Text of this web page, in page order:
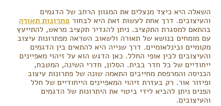
השאלה היא כיצד מנצלים את המגוון הרחב של הדגמים
והעיצובים. דרך אחת לעשות זאת היא לבחור פתרונות תאורה
בהתאם למסגרת התקציב. ניתן להגדיר תקציב מראש, להתייעץ
עם מומחים בנושא של תאורה ולשאוב השראה מפתרונות עיצוב
מקומיים ובינלאומיים. דרך שנייה היא להתאים בין הדגמים
והעיצובים לבין אופי החלל. כאן הדגש הוא על זיהוי מאפיינים
ייחודיים של כל חדר בבית. הסלון, חדרי השינה, המטבח,
הכניסה והמרפסת מחייבים התאמה שונה של פתרונות עיצוב
ופיזור אור. רק בעזרת זיהוי המאפיינים הייחודיים של חלל
הפנים ניתן להביא לידי ביטוי את היתרונות של הדגמים
והעיצובים.